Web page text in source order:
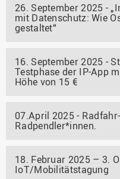
26. September 2025 -
mit Datenschutz: Wie
gestaltet“
16. September 2025 -
Testphase der IP-App
Höhe von 15 €
07.April 2025 -
Radpendler*innen.
18. Februar 2025 – 3.
IoT/Mobilitätstagung